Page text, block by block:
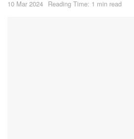
10 Mar 2024 Reading Time: 1 min read